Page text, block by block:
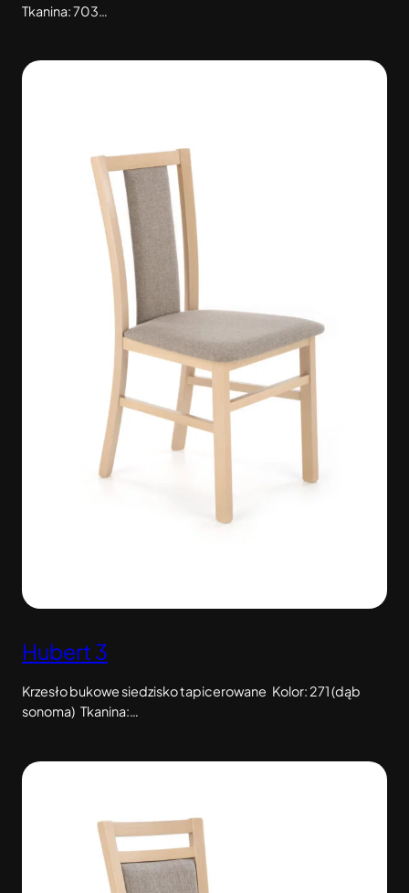
Tkanina: 703…
Hubert 3
Krzesło bukowe siedzisko tapicerowane Kolor: 271 (dąb
sonoma) Tkanina:…